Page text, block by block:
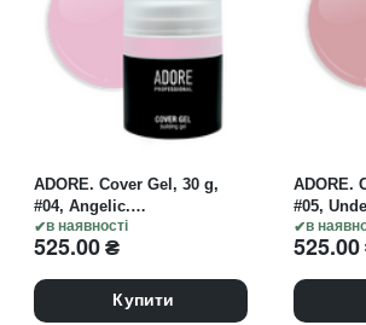
в наявності
ADORE. Cover Gel, 30 g,
#04, Angelic.
Напівпрозорий гель для
нарощування, холодний
525.00₴
Купити
в
ADORE.
#05,
525.00